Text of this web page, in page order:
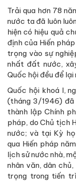
Trải qua hơn 78
nước ta đã luôn
hiện có hiệu quả
định của Hiến
trọng vào sự
nhất đất nước,
Quốc hội đều để lại
Quốc hội khoá I,
(tháng 3/1946) đã
thành lập Chính
pháp, do Chủ tịch
nước; và tại Kỳ
qua Hiến pháp
lịch sử nước nhà,
nhân văn, dân
trọng trong tiến